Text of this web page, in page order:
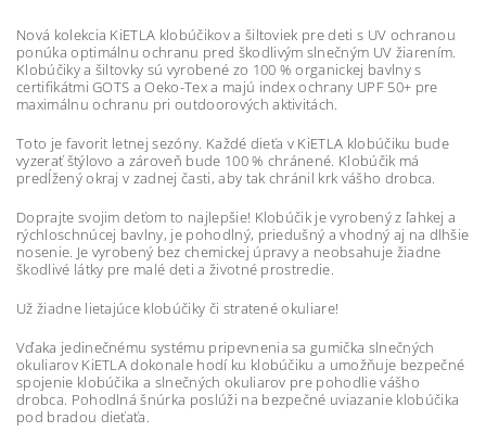
Nová kolekcia KiETLA klobúčikov a šiltoviek pre deti s UV ochranou
ponúka optimálnu ochranu pred škodlivým slnečným UV žiarením.
Klobúčiky a šiltovky sú vyrobené zo 100 % organickej bavlny s
certifikátmi GOTS a Oeko-Tex a majú index ochrany UPF 50+ pre
maximálnu ochranu pri outdoorových aktivitách.
Toto je favorit letnej sezóny. Každé dieťa v KiETLA klobúčiku bude
vyzerať štýlovo a zároveň bude 100 % chránené. Klobúčik má
predĺžený okraj v zadnej časti, aby tak chránil krk vášho drobca.
Doprajte svojim deťom to najlepšie! Klobúčik je vyrobený z ľahkej a
rýchloschnúcej bavlny, je pohodlný, priedušný a vhodný aj na dlhšie
nosenie. Je vyrobený bez chemickej úpravy a neobsahuje žiadne
škodlivé látky pre malé deti a životné prostredie.
Už žiadne lietajúce klobúčiky či stratené okuliare!
Vďaka jedinečnému systému pripevnenia sa gumička slnečných
okuliarov KiETLA dokonale hodí ku klobúčiku a umožňuje bezpečné
spojenie klobúčika a slnečných okuliarov pre pohodlie vášho
drobca. Pohodlná šnúrka poslúži na bezpečné uviazanie klobúčika
pod bradou dieťaťa.